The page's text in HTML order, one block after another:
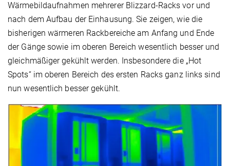
Wärmebildaufnahmen mehrerer Blizzard-Racks vor und
nach dem Aufbau der Einhausung. Sie zeigen, wie die
bisherigen wärmeren Rackbereiche am Anfang und Ende
der Gänge sowie im oberen Bereich wesentlich besser und
gleichmäßiger gekühlt werden. Insbesondere die „Hot
Spots“ im oberen Bereich des ersten Racks ganz links sind
nun wesentlich besser gekühlt.